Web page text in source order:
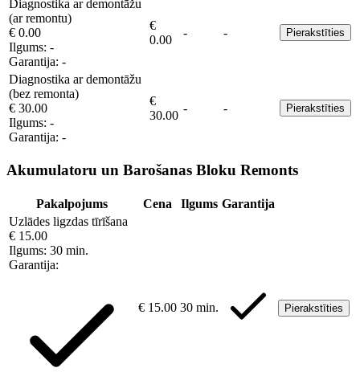
Diagnostika ar demontāžu
(ar remontu)
€ 0.00
Ilgums: -
Garantija: -
€
0.00
- - Pierakstīties
Diagnostika ar demontāžu
(bez remonta)
€ 30.00
Ilgums: -
Garantija: -
€
30.00
- - Pierakstīties
Akumulatoru un Barošanas Bloku Remonts
Pakalpojums Cena Ilgums Garantija
Uzlādes ligzdas tīrīšana
€ 15.00
Ilgums: 30 min.
Garantija:
€ 15.00 30 min. Pierakstīties